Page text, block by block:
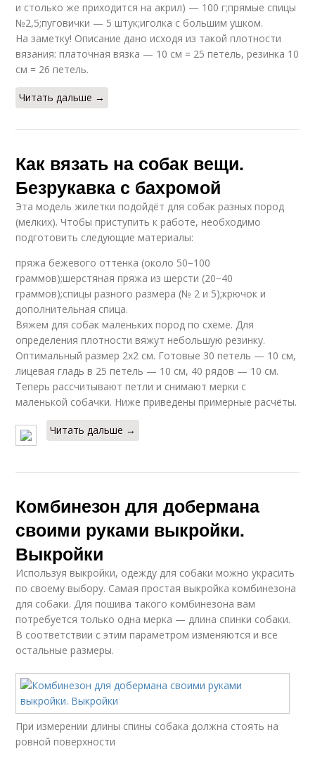
и столько же приходится на акрил) — 100 г;прямые спицы
№2,5;пуговички — 5 штук;иголка с большим ушком.
На заметку! Описание дано исходя из такой плотности
вязания: платочная вязка — 10 см = 25 петель, резинка 10
см = 26 петель.
Читать дальше →
Как вязать на собак вещи.
Безрукавка с бахромой
Эта модель жилетки подойдёт для собак разных пород
(мелких). Чтобы приступить к работе, необходимо
подготовить следующие материалы:
пряжа бежевого оттенка (около 50−100
граммов);шерстяная пряжа из шерсти (20−40
граммов);спицы разного размера (№ 2 и 5);крючок и
дополнительная спица.
Вяжем для собак маленьких пород по схеме. Для
определения плотности вяжут небольшую резинку.
Оптимальный размер 2х2 см. Готовые 30 петель — 10 см,
лицевая гладь в 25 петель — 10 см, 40 рядов — 10 см.
Теперь рассчитывают петли и снимают мерки с
маленькой собачки. Ниже приведены примерные расчёты.
Читать дальше →
Комбинезон для добермана
своими руками выкройки.
Выкройки
Используя выкройки, одежду для собаки можно украсить
по своему выбору. Самая простая выкройка комбинезона
для собаки. Для пошива такого комбинезона вам
потребуется только одна мерка — длина спинки собаки.
В соответствии с этим параметром изменяются и все
остальные размеры.
При измерении длины спины собака должна стоять на
ровной поверхности